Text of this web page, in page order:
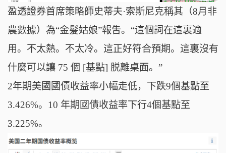
盈透證券首席策略師史蒂夫·索斯尼克稱其（8月非
農數據）為“金髮姑娘”報吿。“這個詞在這裏適
用。不太熱。不太冷。這正好符合預期。這裏沒有
什麼可以讓 75 個 [基點] 脱離桌面。”
2年期美國國債收益率小幅走低，下跌9個基點至
3.426%。10 年期國債收益率下行4個基點至
3.225%。